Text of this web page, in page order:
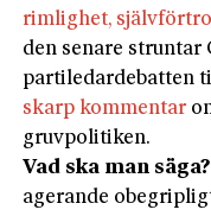
rimlighet,
den senare struntar
partiledardebatten
skarp kommentar
gruvpolitiken.
Vad ska man säga?
agerande